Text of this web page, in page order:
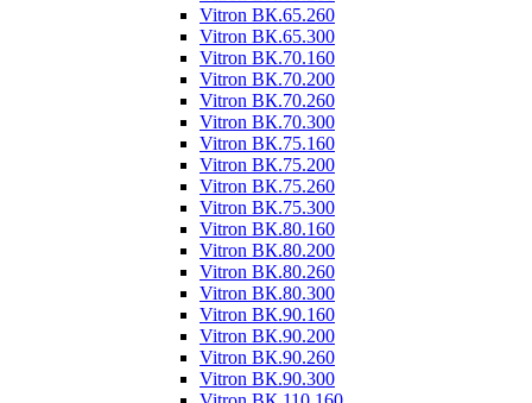
Vitron ВК.65.260
Vitron ВК.65.300
Vitron ВК.70.160
Vitron ВК.70.200
Vitron ВК.70.260
Vitron ВК.70.300
Vitron ВК.75.160
Vitron ВК.75.200
Vitron ВК.75.260
Vitron ВК.75.300
Vitron ВК.80.160
Vitron ВК.80.200
Vitron ВК.80.260
Vitron ВК.80.300
Vitron ВК.90.160
Vitron ВК.90.200
Vitron ВК.90.260
Vitron ВК.90.300